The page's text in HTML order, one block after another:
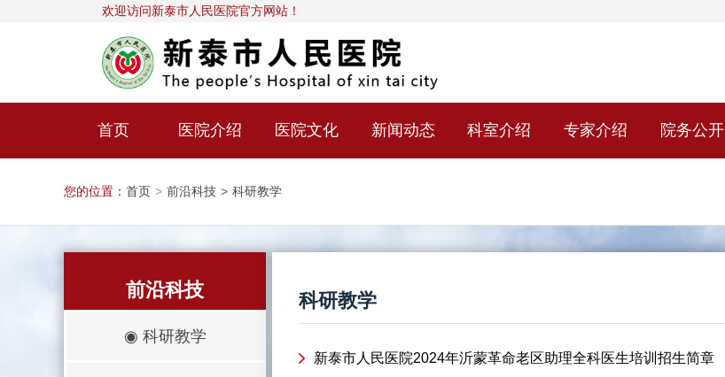
欢迎访问新泰市人民医院官方网站！
首页 医院介绍 医院文化 新闻动态 科室介绍 专家介绍 院务公开
您的位置： 首页 > 前沿科技 > 科研教学
前沿科技
◉ 科研教学
科研教学
新泰市人民医院2024年沂蒙革命老区助理全科医生培训招生简章